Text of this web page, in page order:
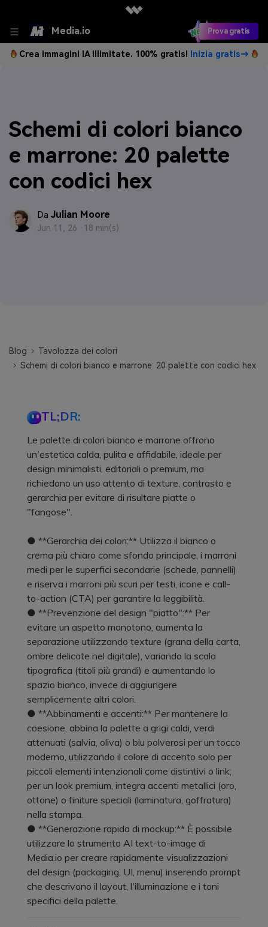
Media.io Prova gratis
Crea immagini IA illimitate. 100% gratis! Inizia gratis→
Schemi di colori bianco
e marrone: 20 palette
con codici hex
Da Julian Moore
Jun 11, 26 · 18 min(s)
Blog
Tavolozza dei colori
Schemi di colori bianco e marrone: 20 palette con codici hex
TL;DR:
Le palette di colori bianco e marrone offrono
un'estetica calda, pulita e affidabile, ideale per
design minimalisti, editoriali o premium, ma
richiedono un uso attento di texture, contrasto e
gerarchia per evitare di risultare piatte o
"fangose".
● **Gerarchia dei colori:** Utilizza il bianco o
crema più chiaro come sfondo principale, i marroni
medi per le superfici secondarie (schede, pannelli)
e riserva i marroni più scuri per testi, icone e call-
to-action (CTA) per garantire la leggibilità.
● **Prevenzione del design "piatto":** Per
evitare un aspetto monotono, aumenta la
separazione utilizzando texture (grana della carta,
ombre delicate nel digitale), variando la scala
tipografica (titoli più grandi) e aumentando lo
spazio bianco, invece di aggiungere
semplicemente altri colori.
● **Abbinamenti e accenti:** Per mantenere la
coesione, abbina la palette a grigi caldi, verdi
attenuati (salvia, oliva) o blu polverosi per un tocco
moderno, utilizzando il colore di accento solo per
piccoli elementi intenzionali come distintivi o link;
per un look premium, integra accenti metallici (oro,
ottone) o finiture speciali (laminatura, goffratura)
nella stampa.
● **Generazione rapida di mockup:** È possibile
utilizzare lo strumento AI text-to-image di
Media.io per creare rapidamente visualizzazioni
del design (packaging, UI, menu) inserendo prompt
che descrivono il layout, l'illuminazione e i toni
specifici della palette.